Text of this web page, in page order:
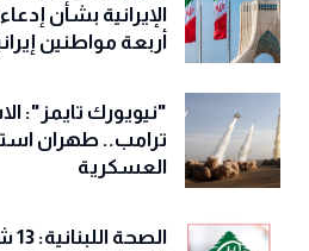
الإيرانية بشأن
أربعة مواطنين
"نيويورك تايمز":
ترامب.. طهران
العسكرية